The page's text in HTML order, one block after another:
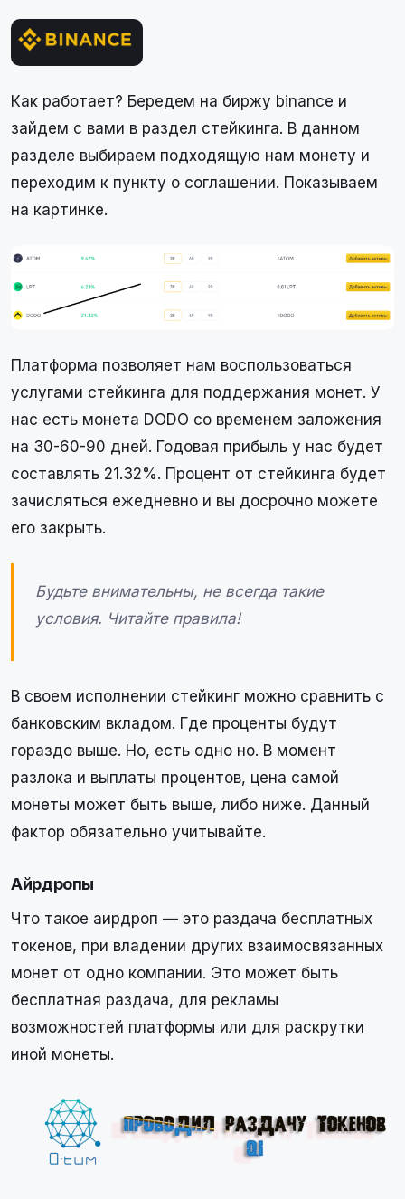
Как работает? Бередем на биржу binance и
зайдем с вами в раздел стейкинга. В данном
разделе выбираем подходящую нам монету и
переходим к пункту о соглашении. Показываем
на картинке.
Платформа позволяет нам воспользоваться
услугами стейкинга для поддержания монет. У
нас есть монета DODO со временем заложения
на 30-60-90 дней. Годовая прибыль у нас будет
составлять 21.32%. Процент от стейкинга будет
зачисляться ежедневно и вы досрочно можете
его закрыть.
Будьте внимательны, не всегда такие
условия. Читайте правила!
В своем исполнении стейкинг можно сравнить с
банковским вкладом. Где проценты будут
гораздо выше. Но, есть одно но. В момент
разлока и выплаты процентов, цена самой
монеты может быть выше, либо ниже. Данный
фактор обязательно учитывайте.
Айрдропы
Что такое аирдроп — это раздача бесплатных
токенов, при владении других взаимосвязанных
монет от одно компании. Это может быть
бесплатная раздача, для рекламы
возможностей платформы или для раскрутки
иной монеты.